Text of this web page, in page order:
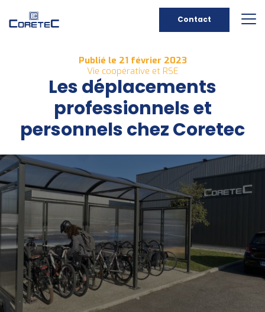
Contact
Publié le 21 février 2023
Vie coopérative et RSE
Les déplacements
professionnels et
personnels chez Coretec